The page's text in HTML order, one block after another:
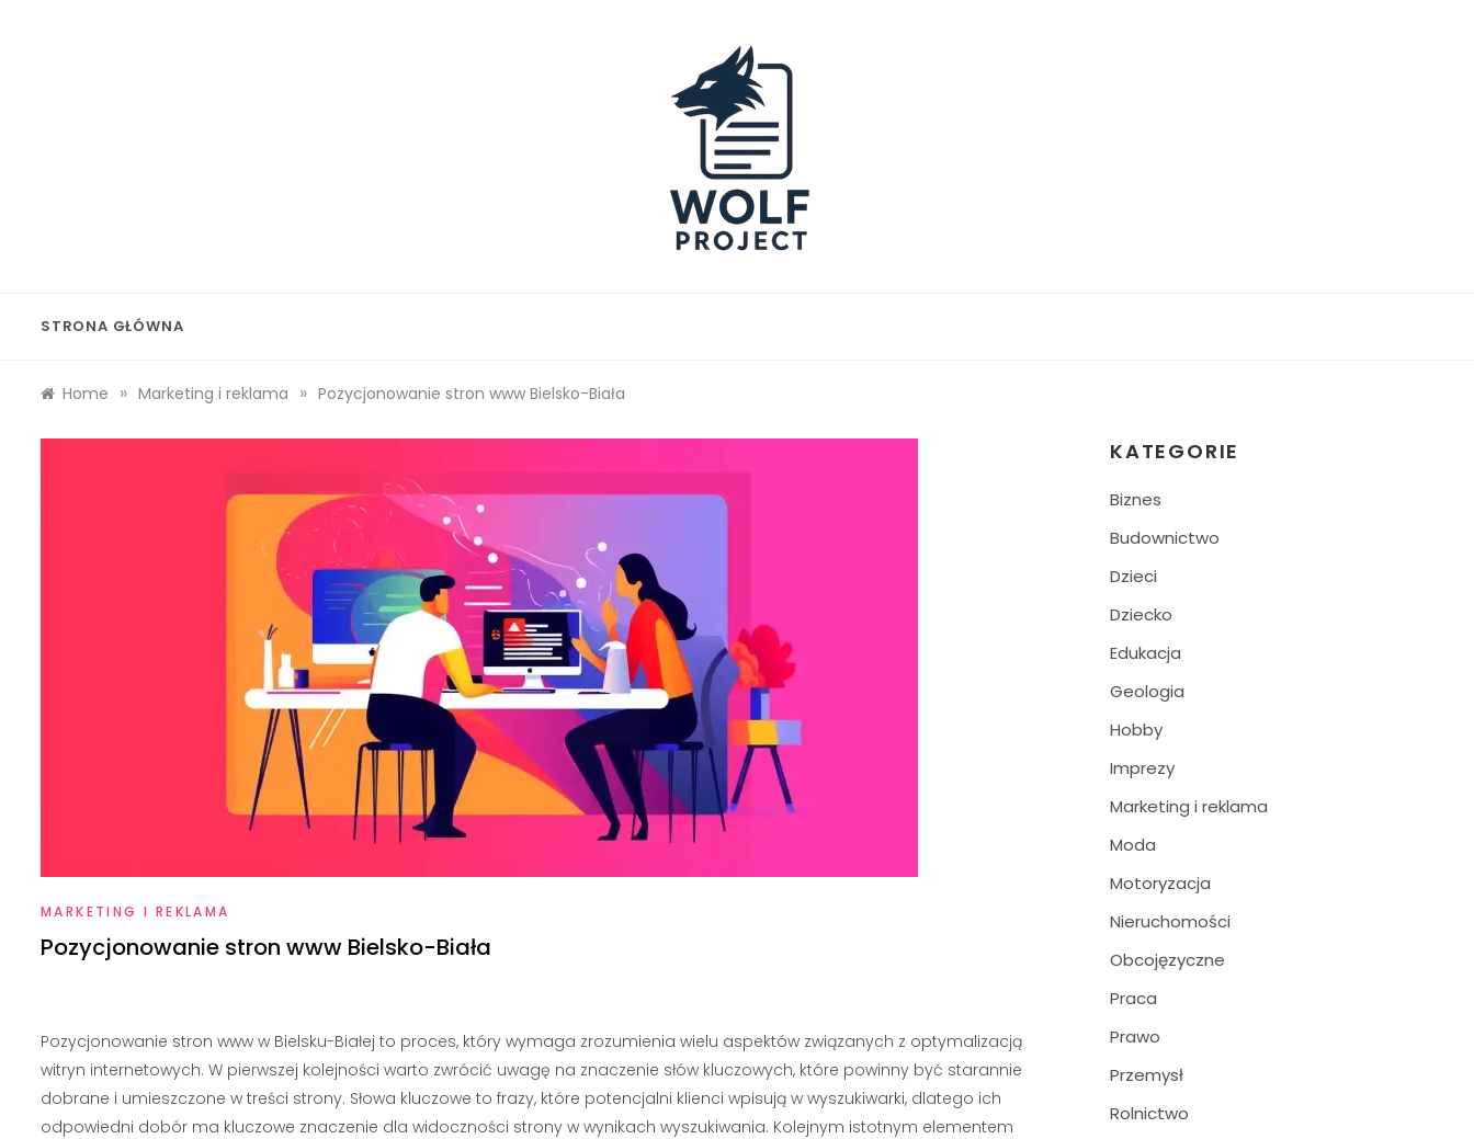
STRONA GŁÓWNA
Home » Marketing i reklama » Pozycjonowanie stron www Bielsko-Biała
MARKETING I REKLAMA
Pozycjonowanie stron www Bielsko-Biała
Pozycjonowanie stron www w Bielsku-Białej to proces, który wymaga zrozumienia wielu aspektów związanych z optymalizacją
witryn internetowych. W pierwszej kolejności warto zwrócić uwagę na znaczenie słów kluczowych, które powinny być starannie
dobrane i umieszczone w treści strony. Słowa kluczowe to frazy, które potencjalni klienci wpisują w wyszukiwarki, dlatego ich
odpowiedni dobór ma kluczowe znaczenie dla widoczności strony w wynikach wyszukiwania. Kolejnym istotnym elementem
KATEGORIE
Biznes
Budownictwo
Dzieci
Dziecko
Edukacja
Geologia
Hobby
Imprezy
Marketing i reklama
Moda
Motoryzacja
Nieruchomości
Obcojęzyczne
Praca
Prawo
Przemysł
Rolnictwo